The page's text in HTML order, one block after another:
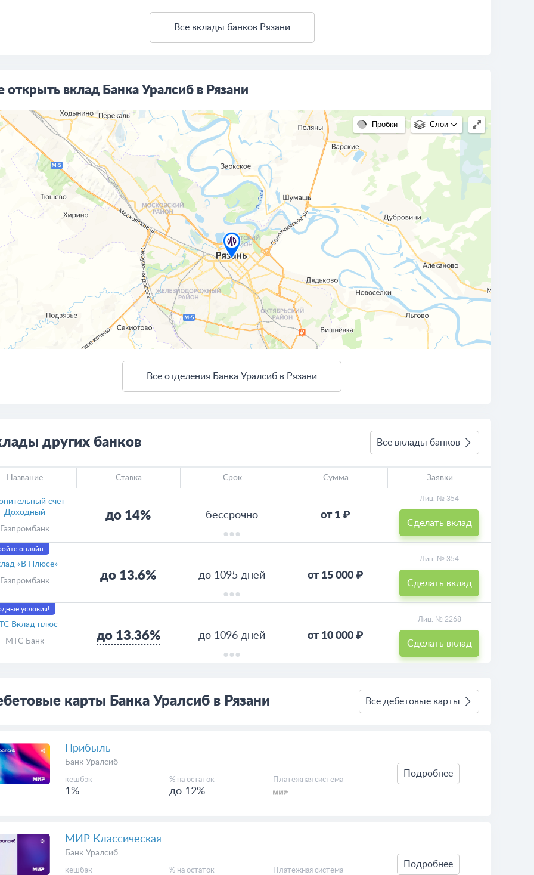
Все вклады банков Рязани
открыть вклад Банка Уралсиб в Рязани
Пробки Слои
Все отделения Банка Уралсиб в Рязани
других банков Все вклады банков
Название Ставка Срок Сумма Заявки
счет
Доходный
Газпромбанк
до 14% бессрочно от 1 ₽
Лиц. № 354
Сделать вклад
онлайн
«В Плюсе»
Газпромбанк
до 13.6% до 1095 дней от 15 000 ₽
Лиц. № 354
Сделать вклад
условия!
Вклад плюс
МТС Банк
до 13.36% до 1096 дней от 10 000 ₽
Лиц. № 2268
Сделать вклад
карты Банка Уралсиб в Рязани Все дебетовые карты
Прибыль
Банк Уралсиб
кешбэк
1%
% на остаток
до 12%
Платежная система
Подробнее
МИР Классическая
Банк Уралсиб
кешбэк % на остаток Платежная система
Подробнее